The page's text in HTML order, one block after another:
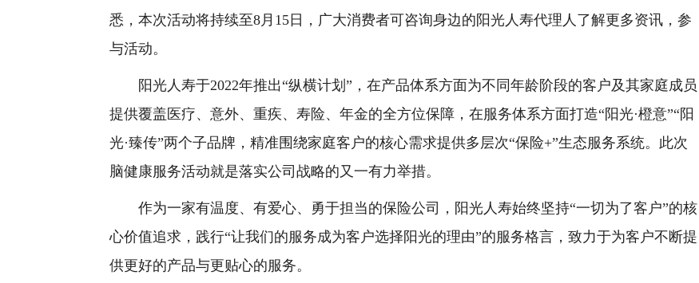
悉，本次活动将持续至8月15日，广大消费者可咨询身边的阳光人寿代理人了解更多资讯，参
与活动。
阳光人寿于2022年推出“纵横计划”，在产品体系方面为不同年龄阶段的客户及其家庭成员
提供覆盖医疗、意外、重疾、寿险、年金的全方位保障，在服务体系方面打造“阳光·橙意”“阳
光·臻传”两个子品牌，精准围绕家庭客户的核心需求提供多层次“保险+”生态服务系统。此次
脑健康服务活动就是落实公司战略的又一有力举措。
作为一家有温度、有爱心、勇于担当的保险公司，阳光人寿始终坚持“一切为了客户”的核
心价值追求，践行“让我们的服务成为客户选择阳光的理由”的服务格言，致力于为客户不断提
供更好的产品与更贴心的服务。